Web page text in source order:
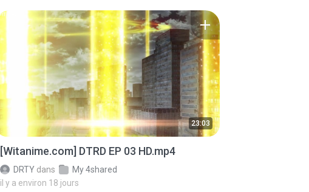
23:03
[Witanime.com] DTRD EP 03 HD.mp4
DRTY dans
My 4shared
il y a environ 18 jours